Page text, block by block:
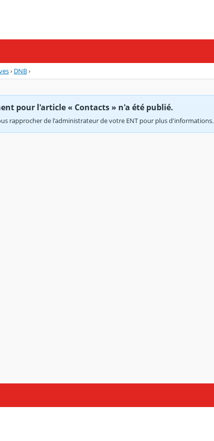
› DNB›
pour l'article « Contacts » n'a été publié.
rapprocher de l'administrateur de votre ENT pour plus d'informations.